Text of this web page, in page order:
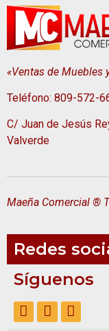
«Ventas de Muebles
Teléfono: 809-572-
C/ Juan de Jesús
Valverde
Maeña Comercial ®
Redes
Síguenos